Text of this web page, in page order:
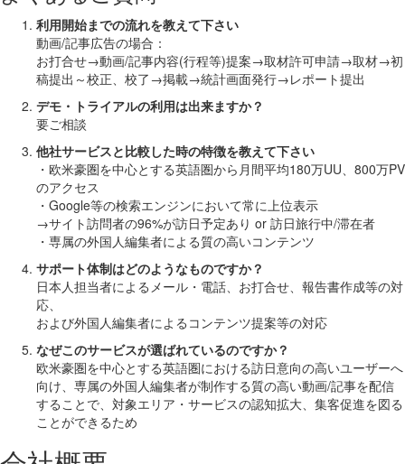
利用開始までの流れを教えて下さい
動画/記事広告の場合：
お打合せ→動画/記事内容(行程等)提案→取材許可申請→取材→初
稿提出～校正、校了→掲載→統計画面発行→レポート提出
デモ・トライアルの利用は出来ますか？
要ご相談
他社サービスと比較した時の特徴を教えて下さい
・欧米豪圏を中心とする英語圏から月間平均180万UU、800万PV
のアクセス
・Google等の検索エンジンにおいて常に上位表示
→サイト訪問者の96%が訪日予定あり or 訪日旅行中/滞在者
・専属の外国人編集者による質の高いコンテンツ
サポート体制はどのようなものですか？
日本人担当者によるメール・電話、お打合せ、報告書作成等の対
応、
および外国人編集者によるコンテンツ提案等の対応
なぜこのサービスが選ばれているのですか？
欧米豪圏を中心とする英語圏における訪日意向の高いユーザーへ
向け、専属の外国人編集者が制作する質の高い動画/記事を配信
することで、対象エリア・サービスの認知拡大、集客促進を図る
ことができるため